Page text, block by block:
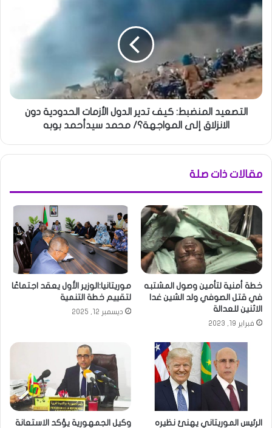
التصعيد المنضبط: كيف تدير الدول الأزمات الحدودية دون
الانزلاق إلى المواجهة؟/ محمد سيدأحمد بوبه
مقالات ذات صلة
خطة أمنية لتأمين وصول المشتبه
في قتل الصوفي ولد الشين غدا
الاثنين للعدالة
فبراير 19, 2023
موريتانيا:الوزير الأول يعقد اجتماعًا
لتقييم خطة التنمية
ديسمبر 12, 2025
الرئيس الموريتاني يهنئ نظيره
وكيل الجمهورية يؤكد الاستعانة